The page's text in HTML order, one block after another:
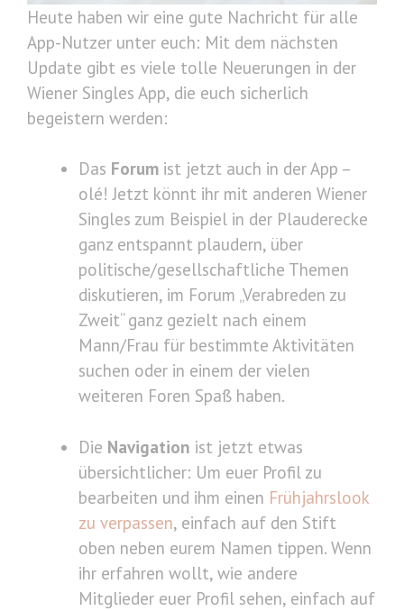
Heute haben wir eine gute Nachricht für alle
App-Nutzer unter euch: Mit dem nächsten
Update gibt es viele tolle Neuerungen in der
Wiener Singles App, die euch sicherlich
begeistern werden:
Das Forum ist jetzt auch in der App –
olé! Jetzt könnt ihr mit anderen Wiener
Singles zum Beispiel in der Plauderecke
ganz entspannt plaudern, über
politische/gesellschaftliche Themen
diskutieren, im Forum „Verabreden zu
Zweit“ ganz gezielt nach einem
Mann/Frau für bestimmte Aktivitäten
suchen oder in einem der vielen
weiteren Foren Spaß haben.
Die Navigation ist jetzt etwas
übersichtlicher: Um euer Profil zu
bearbeiten und ihm einen Frühjahrslook
zu verpassen, einfach auf den Stift
oben neben eurem Namen tippen. Wenn
ihr erfahren wollt, wie andere
Mitglieder euer Profil sehen, einfach auf